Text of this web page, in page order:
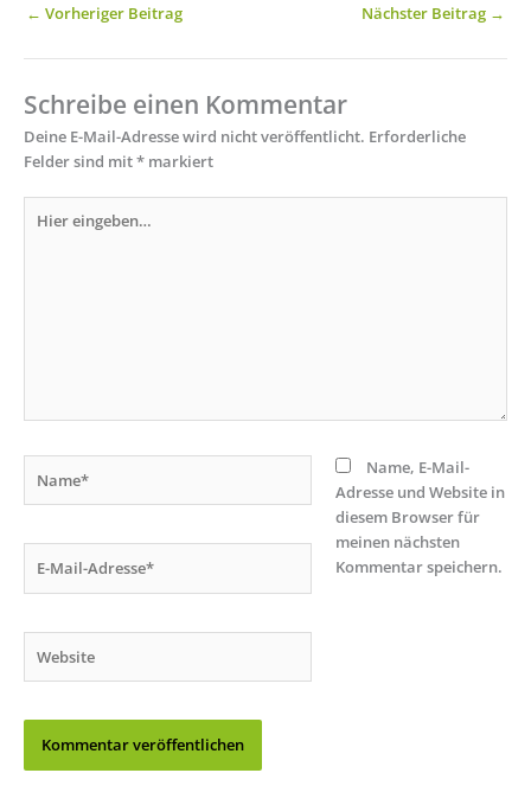
← Vorheriger Beitrag Nächster Beitrag →
Schreibe einen Kommentar
Deine E-Mail-Adresse wird nicht veröffentlicht. Erforderliche
Felder sind mit* markiert
eingeben…
Mail-
Name, E-Mail-
Adresse und Website in
diesem Browser für
meinen nächsten
Kommentar speichern.